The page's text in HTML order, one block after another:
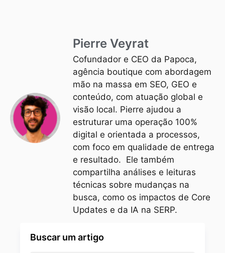
Pierre Veyrat
Cofundador e CEO da Papoca,
agência boutique com abordagem
mão na massa em SEO, GEO e
conteúdo, com atuação global e
visão local. Pierre ajudou a
estruturar uma operação 100%
digital e orientada a processos,
com foco em qualidade de entrega
e resultado. Ele também
compartilha análises e leituras
técnicas sobre mudanças na
busca, como os impactos de Core
Updates e da IA na SERP.
Buscar um artigo